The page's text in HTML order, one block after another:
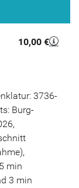
10,00 €
3736-
Burg-
min
3 min